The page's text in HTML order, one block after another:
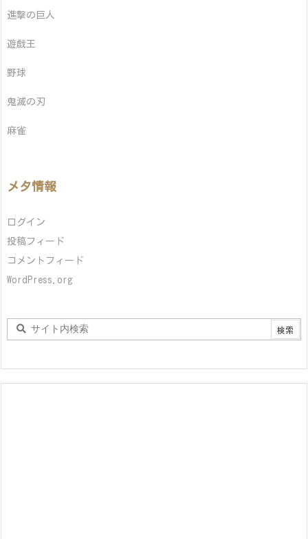
進撃の巨人
遊戯王
野球
鬼滅の刃
麻雀
メタ情報
ログイン
投稿フィード
コメントフィード
WordPress.org